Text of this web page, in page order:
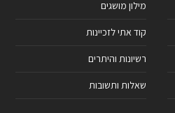
מילון מושגים
קוד אתי לזכיינות
רשיונות והיתרים
שאלות ותשובות